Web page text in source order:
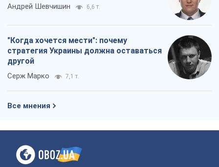
Андрей Шевчишин 6,6 т.
"Когда хочется мести": почему
стратегия Украины должна оставаться
другой
Серж Марко 7,1 т.
Все мнения